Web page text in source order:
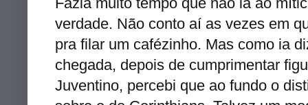
verdade. Não conto aí as vezes em
pra filar um cafézinho. Mas como ia
chegada, depois de cumprimentar
Juventino, percebi que ao fundo o